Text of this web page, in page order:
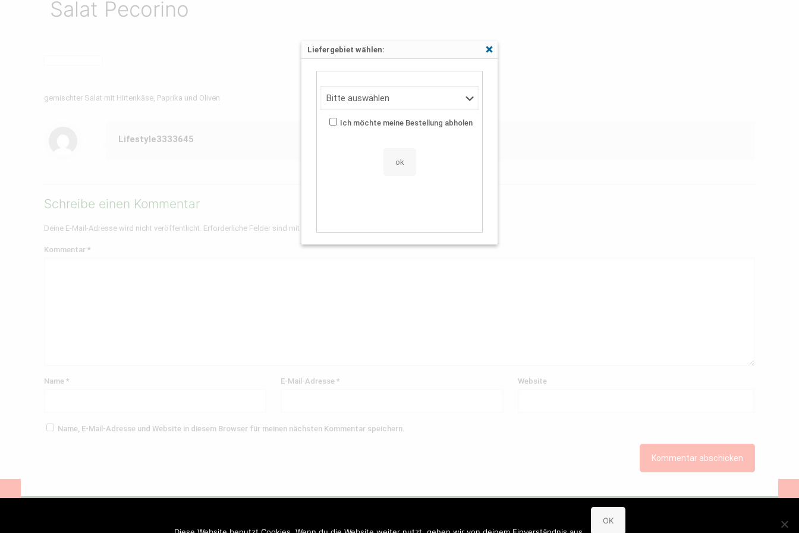
Salat Pecorino
gemischter Salat mit Hirtenkäse, Paprika und Oliven
Lifestyle3333645
Schreibe einen Kommentar
Deine E-Mail-Adresse wird nicht veröffentlicht. Erforderliche Felder sind mit
Kommentar *
Name * E-Mail-Adresse* Website
Name, E-Mail-Adresse und Website in diesem Browser für meinen nächsten Kommentar speichern.
Inhaltsstoffe (PDF)
OK
Liefergebiet wählen: Schließen
Ich möchte meine Bestellung abholen